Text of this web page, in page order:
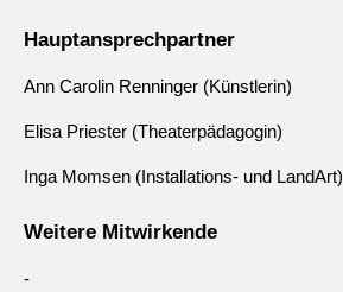
Hauptansprechpartner
Ann Carolin Renninger (Künstlerin)
Elisa Priester (Theaterpädagogin)
Inga Momsen (Installations- und LandArt)
Weitere Mitwirkende
-